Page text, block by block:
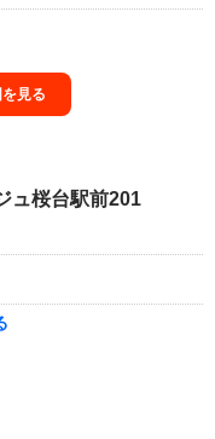
見る
ュ桜台駅前201